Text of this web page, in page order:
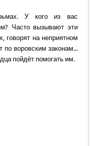
У кого из вас
Часто вызывают эти
говорят на неприятном
воровским законам...
пойдёт помогать им.
сердце